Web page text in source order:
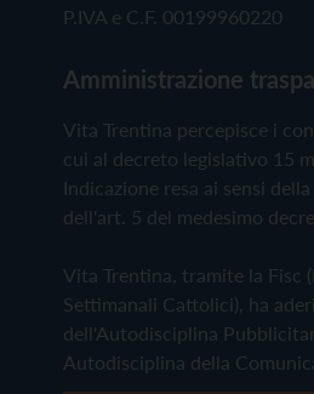
P.IVA e C.F. 00199960220
Amministrazione
Vita Trentina percepisce i
cui al decreto legislativo 15
Indicazione resa ai sensi
dell'art. 5 del medesimo
Vita Trentina, tramite la Fisc
Settimanali Cattolici), ha
dell'Autodisciplina
Autodisciplina della